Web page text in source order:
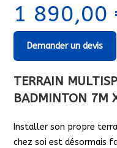
1 890,00
Demander un devis
TERRAIN
BADMINTON 7M
Installer son propre
chez soi est désormais